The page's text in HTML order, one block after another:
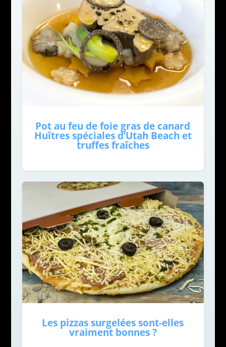
Pot au feu de foie gras de canard
Huîtres spéciales d’Utah Beach et
truffes fraîches
Les pizzas surgelées sont-elles
vraiment bonnes ?